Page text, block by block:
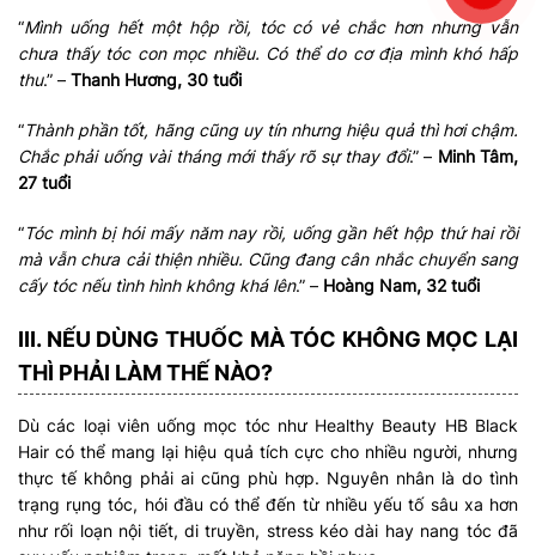
“Mình uống hết một hộp rồi, tóc có vẻ chắc hơn nhưng vẫn
chưa thấy tóc con mọc nhiều. Có thể do cơ địa mình khó hấp
thu.” – Thanh Hương, 30 tuổi
“Thành phần tốt, hãng cũng uy tín nhưng hiệu quả thì hơi chậm.
Chắc phải uống vài tháng mới thấy rõ sự thay đổi.” – Minh Tâm,
27 tuổi
“Tóc mình bị hói mấy năm nay rồi, uống gần hết hộp thứ hai rồi
mà vẫn chưa cải thiện nhiều. Cũng đang cân nhắc chuyển sang
cấy tóc nếu tình hình không khá lên.” – Hoàng Nam, 32 tuổi
III. NẾU DÙNG THUỐC MÀ TÓC KHÔNG MỌC LẠI
THÌ PHẢI LÀM THẾ NÀO?
Dù các loại viên uống mọc tóc như Healthy Beauty HB Black
Hair có thể mang lại hiệu quả tích cực cho nhiều người, nhưng
thực tế không phải ai cũng phù hợp. Nguyên nhân là do tình
trạng rụng tóc, hói đầu có thể đến từ nhiều yếu tố sâu xa hơn
như rối loạn nội tiết, di truyền, stress kéo dài hay nang tóc đã